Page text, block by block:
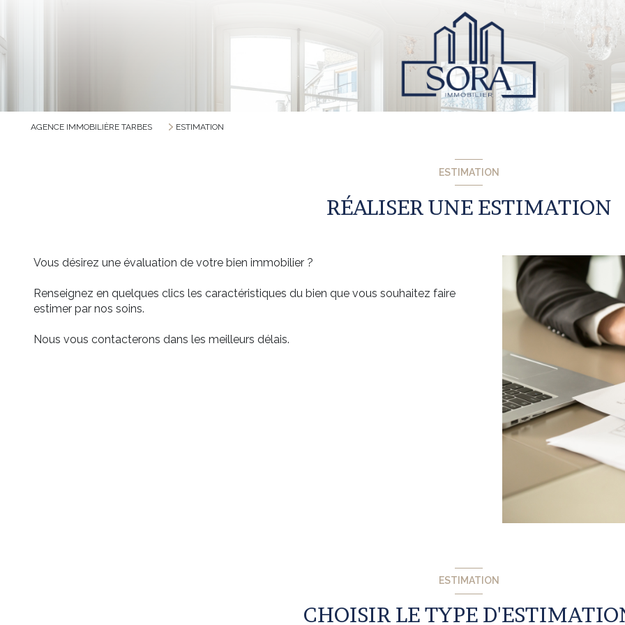
AGENCE IMMOBILIÈRE TARBES ESTIMATION
ESTIMATION
RÉALISER UNE ESTIMATION
Vous désirez une évaluation de votre bien immobilier ?
Renseignez en quelques clics les caractéristiques du bien que vous souhaitez faire
estimer par nos soins.
Nous vous contacterons dans les meilleurs délais.
ESTIMATION
CHOISIR LE TYPE